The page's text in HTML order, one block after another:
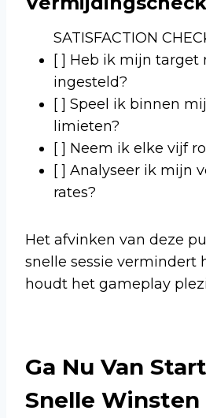
SATISFACTION
[ ] Heb ik mijn target
ingesteld?
[ ] Speel ik binnen
limieten?
[ ] Neem ik elke vijf
[ ] Analyseer ik mijn
rates?
Het afvinken van deze
snelle sessie vermindert
houdt het gameplay
Ga Nu Van
Snelle Winsten